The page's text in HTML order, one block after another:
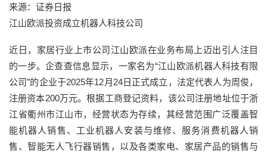
来源：证券日报
江山欧派投资成立机器人科技公司
近日，家居行业上市公司江山欧派在业务布局上迈出引人注目
的一步。企查查信息显示，一家名为“江山欧派机器人科技有限
公司”的企业于2025年12月24日正式成立，法定代表人为周俊，
注册资本200万元。根据工商登记资料，该公司注册地址位于浙
江省衢州市江山市，经营状态为存续，其经营范围广泛覆盖智
能机器人销售、工业机器人安装与维修、服务消费机器人销
售、智能无人飞行器销售，以及各类家电、家居产品的销售与